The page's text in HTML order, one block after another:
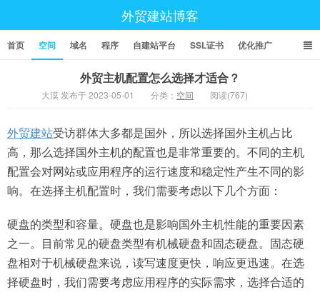
外贸建站博客
首页 空间 域名 程序 自建站平台 SSL证书 优化推广
外贸主机配置怎么选择才适合？
大漠 发布于 2023-05-01 分类： 空间 阅读(767)
外贸建站受访群体大多都是国外，所以选择国外主机占比
高，那么选择国外主机的配置也是非常重要的。不同的主机
配置会对网站或应用程序的运行速度和稳定性产生不同的影
响。在选择主机配置时，我们需要考虑以下几个方面：
硬盘的类型和容量。硬盘也是影响国外主机性能的重要因素
之一。目前常见的硬盘类型有机械硬盘和固态硬盘。固态硬
盘相对于机械硬盘来说，读写速度更快，响应更迅速。在选
择硬盘时，我们需要考虑应用程序的实际需求，选择合适的